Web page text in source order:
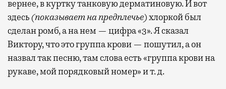
вернее, в куртку танковую дерматиновую. И вот
здесь(показывает на предплечье)хлоркой был
сделан ромб, а на нем — цифра «3». Я сказал
Виктору, что это группа крови — пошутил, а он
назвал так песню, там слова есть «группа крови на
рукаве, мой порядковый номер» и т. д.